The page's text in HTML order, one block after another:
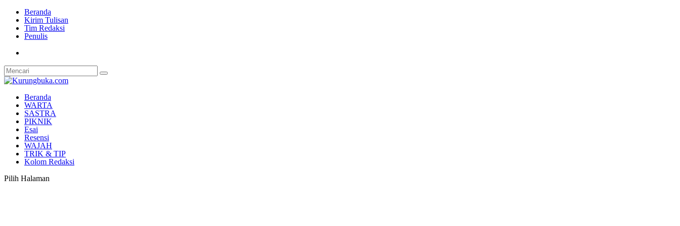
Beranda
Kirim Tulisan
Tim Redaksi
Penulis
Beranda
WARTA
SASTRA
PIKNIK
Esai
Resensi
WAJAH
TRIK & TIP
Kolom Redaksi
Pilih Halaman